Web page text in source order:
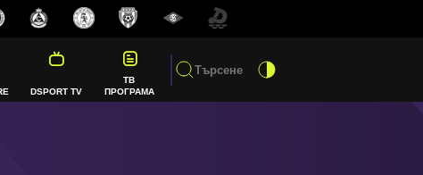
DSPORT TV
ТВ
ПРОГРАМА